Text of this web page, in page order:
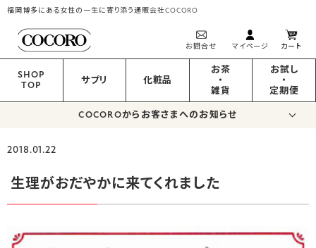
福岡博多にある女性の一生に寄り添う通販会社COCORO
お問合せ マイページ カート
SHOP
TOP
サプリ 化粧品
お茶
・
雑貨
お試し
・
定期便
COCOROからお客さまへのお知らせ
2018.01.22
生理がおだやかに来てくれました